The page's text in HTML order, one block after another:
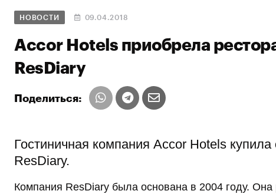
НОВОСТИ 09.04.2018
Аccor Hotels приобрела
ResDiary
Поделиться:
Гостиничная компания Аccor Hotels
ResDiary.
Компания ResDiary была основана в 2004 году.